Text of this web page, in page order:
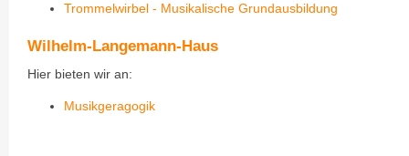
Trommelwirbel - Musikalische Grundausbildung
Wilhelm-Langemann-Haus
Hier bieten wir an:
Musikgeragogik